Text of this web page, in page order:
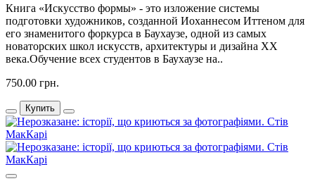
Книга «Искусство формы» - это изложение системы
подготовки художников, созданной Иоханнесом Иттеном для
его знаменитого форкурса в Баухаузе, одной из самых
новаторских школ искусств, архитектуры и дизайна ХХ
века.Обучение всех студентов в Баухаузе на..
750.00 грн.
Купить